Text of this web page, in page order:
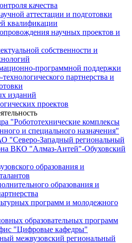
качества
аттестации и подготовки
квалификации
научных проектов и
собственности и
программной поддержки
партнерства и
изданий
проектов
"Робототехнические комплексы
и специального назначения"
"Северо-Западный региональный
ВКО "Алмаз-Антей"-Обуховский
образования и
образования и
программ и молодежного
образовательных программ
"Цифровые кафедры"
межвузовский региональный